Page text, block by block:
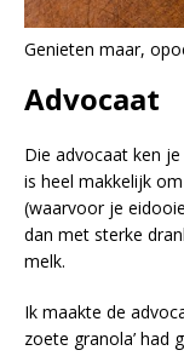
Genieten maar,
Advocaat
Die advocaat ken
is heel makkelijk
(waarvoor je
dan met sterke
melk.
Ik maakte de
zoete granola’ had